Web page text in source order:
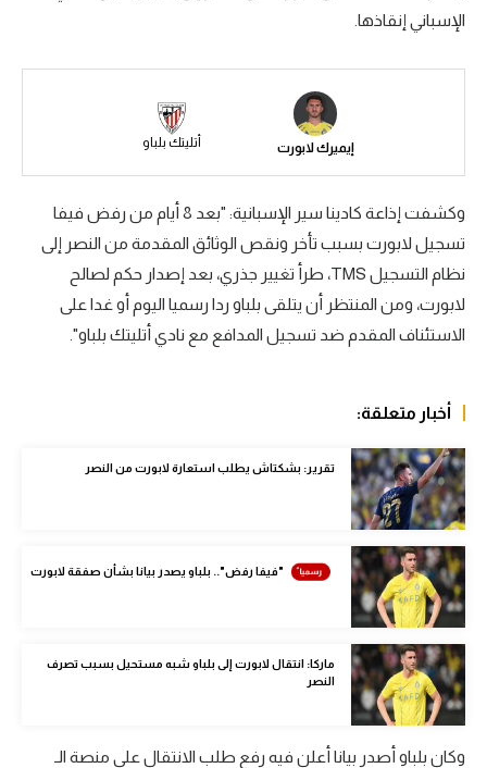
دوري أبطال أوروبا
القسم الثاني
رياضات أخرى
أمم إفريقيا
كرة طائرة
الوطن العربي
في المونديال
رياضة نسائية
آسيا
أمريكا
ركن الألعاب
الإسباني إنقاذها.
إيميرك لابورت أتليتك بلباو
وكشفت إذاعة كادينا سير الإسبانية: "بعد 8 أيام من رفض فيفا
تسجيل لابورت بسبب تأخر ونقص الوثائق المقدمة من النصر إلى
نظام التسجيل TMS، طرأ تغيير جذري، بعد إصدار حكم لصالح
لابورت، ومن المنتظر أن يتلقى بلباو ردا رسميا اليوم أو غدا على
الاستئناف المقدم ضد تسجيل المدافع مع نادي أتليتك بلباو".
أخبار متعلقة:
تقرير: بشكتاش يطلب استعارة لابورت من النصر
"فيفا رفض".. بلباو يصدر بيانا بشأن صفقة لابورت
ماركا: انتقال لابورت إلى بلباو شبه مستحيل بسبب تصرف
النصر
وكان بلباو أصدر بيانا أعلن فيه رفع طلب الانتقال على منصة الـ